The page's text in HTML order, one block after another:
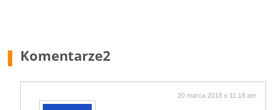
Komentarze2
20 marca 2018 o 11:18 am